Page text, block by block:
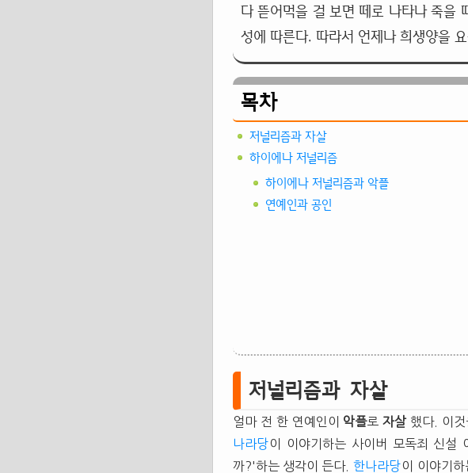
다 뜯어먹을 걸 보면 떼로 나타나 죽을
성에 따른다. 따라서 언제나 희생양을
목차
저널리즘과 자살
하이에나 저널리즘
하이에나 저널리즘과 악플
연예인과 공인
저널리즘과 자살
얼마 전 한 연예인이 악플로자살했다. 이것
나라당이 이야기하는 사이버 모독죄 신설
까?'하는 생각이 든다. 한나라당이 이야기